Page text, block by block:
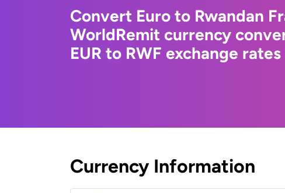
Convert Euro to Rwandan
WorldRemit currency
EUR to RWF exchange
Currency Information